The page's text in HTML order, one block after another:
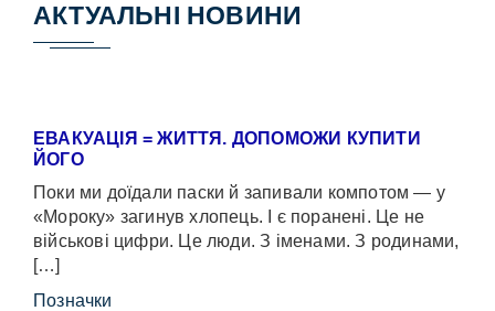
АКТУАЛЬНІ НОВИНИ
ЕВАКУАЦІЯ = ЖИТТЯ. ДОПОМОЖИ КУПИТИ
ЙОГО
Поки ми доїдали паски й запивали компотом — у
«Мороку» загинув хлопець. І є поранені. Це не
військові цифри. Це люди. З іменами. З родинами,
[…]
Позначки